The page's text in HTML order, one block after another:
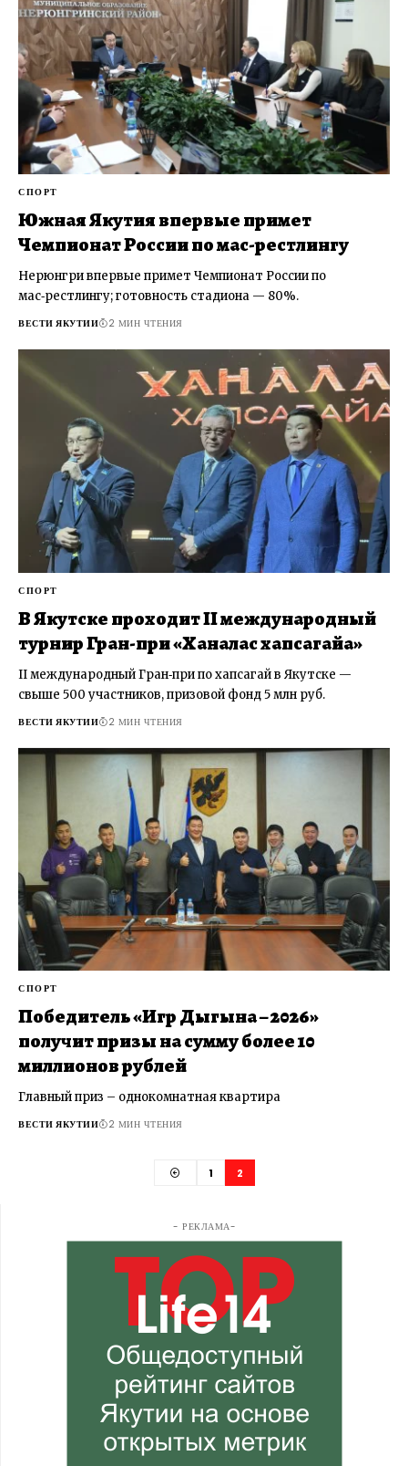
СПОРТ
Южная Якутия впервые примет
Чемпионат России по мас-рестлингу
Нерюнгри впервые примет Чемпионат России по
мас‑рестлингу; готовность стадиона — 80%.
ВЕСТИ ЯКУТИИ 2 МИН ЧТЕНИЯ
СПОРТ
В Якутске проходит II международный
турнир Гран-при «Ханалас хапсагайа»
II международный Гран‑при по хапсагай в Якутске —
свыше 500 участников, призовой фонд 5 млн руб.
ВЕСТИ ЯКУТИИ 2 МИН ЧТЕНИЯ
СПОРТ
Победитель «Игр Дыгына – 2026»
получит призы на сумму более 10
миллионов рублей
Главный приз – однокомнатная квартира
ВЕСТИ ЯКУТИИ 2 МИН ЧТЕНИЯ
1 2
- РЕКЛАМА-